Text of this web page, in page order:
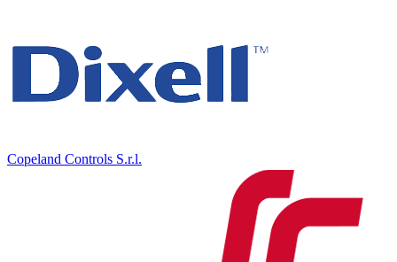
Copeland Controls S.r.l.